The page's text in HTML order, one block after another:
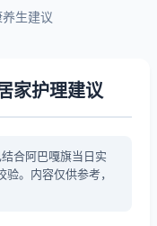
生建议
家护理建议
合阿巴嘎旗当日实
。内容仅供参考，